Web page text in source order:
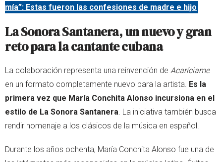
mía”: Estas fueron las confesiones de madre e hijo
La Sonora Santanera, un nuevo y gran
reto para la cantante cubana
La colaboración representa una reinvención de Acaríciame
en un formato completamente nuevo para la artista. Es la
primera vez que María Conchita Alonso incursiona en el
estilo de La Sonora Santanera . La iniciativa también busca
rendir homenaje a los clásicos de la música en español.
Durante los años ochenta, María Conchita Alonso fue una de